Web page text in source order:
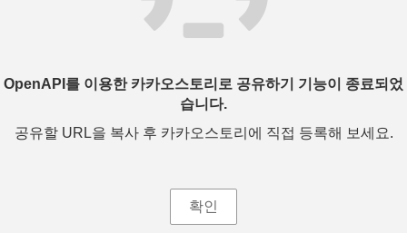
OpenAPI를 이용한 카카오스토리로 공유하기 기능이 종료되었
습니다.
공유할 URL을 복사 후 카카오스토리에 직접 등록해 보세요.
확인